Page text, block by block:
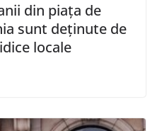
din piața de
sunt deținute de
locale